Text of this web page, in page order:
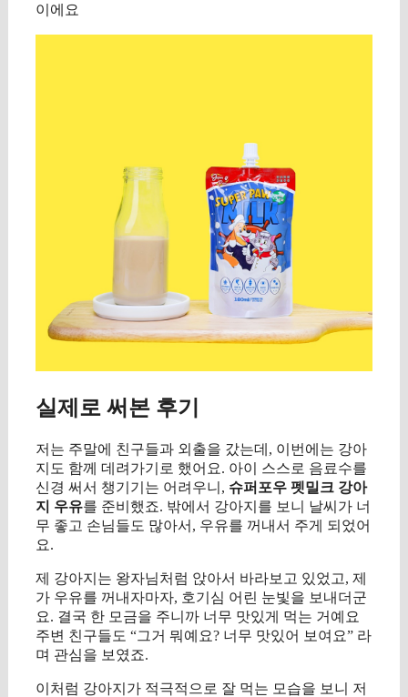
이에요
실제로 써본 후기
저는 주말에 친구들과 외출을 갔는데, 이번에는 강아
지도 함께 데려가기로 했어요. 아이 스스로 음료수를
신경 써서 챙기기는 어려우니, 슈퍼포우 펫밀크 강아
지 우유를 준비했죠. 밖에서 강아지를 보니 날씨가 너
무 좋고 손님들도 많아서, 우유를 꺼내서 주게 되었어
요.
제 강아지는 왕자님처럼 앉아서 바라보고 있었고, 제
가 우유를 꺼내자마자, 호기심 어린 눈빛을 보내더군
요. 결국 한 모금을 주니까 너무 맛있게 먹는 거예요
주변 친구들도 “그거 뭐예요? 너무 맛있어 보여요” 라
며 관심을 보였죠.
이처럼 강아지가 적극적으로 잘 먹는 모습을 보니 저